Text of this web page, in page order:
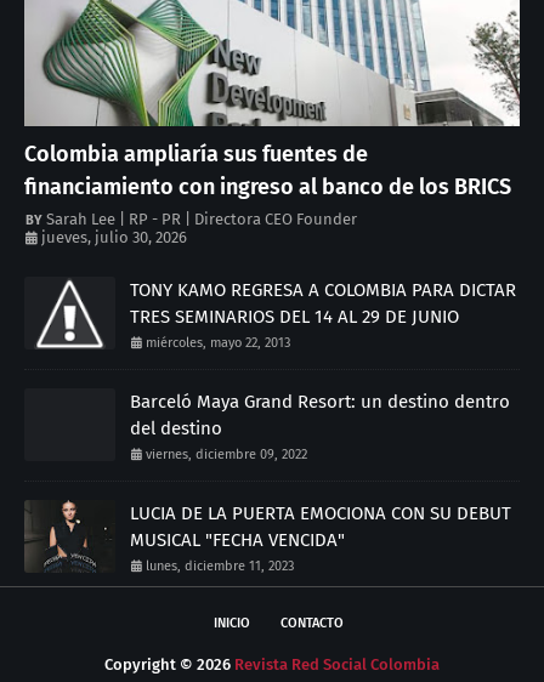
Colombia ampliaría sus fuentes de
financiamiento con ingreso al banco de los BRICS
Sarah Lee | RP - PR | Directora CEO Founder
jueves, julio 30, 2026
TONY KAMO REGRESA A COLOMBIA PARA DICTAR
TRES SEMINARIOS DEL 14 AL 29 DE JUNIO
miércoles, mayo 22, 2013
Barceló Maya Grand Resort: un destino dentro
del destino
viernes, diciembre 09, 2022
LUCIA DE LA PUERTA EMOCIONA CON SU DEBUT
MUSICAL "FECHA VENCIDA"
lunes, diciembre 11, 2023
INICIO CONTACTO
Copyright © 2026 Revista Red Social Colombia